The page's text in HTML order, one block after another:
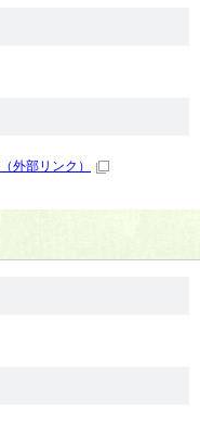
（外部リンク）